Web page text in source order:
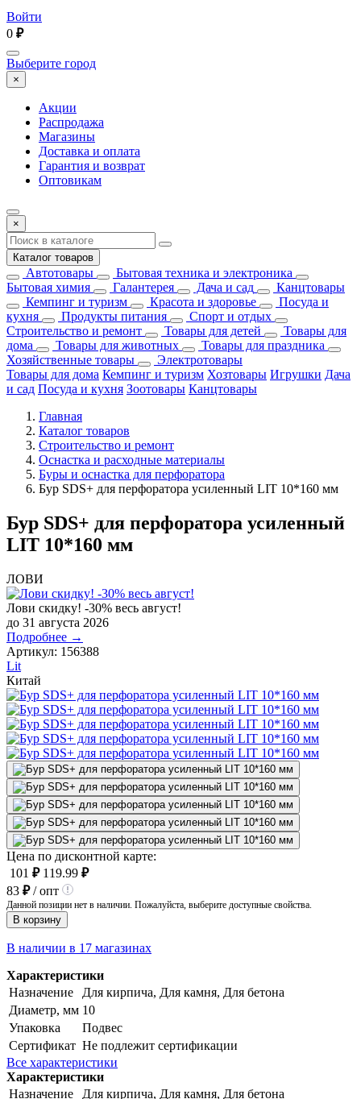
Войти
0 ₽
Выберите город
×
Акции
Распродажа
Магазины
Доставка и оплата
Гарантия и возврат
Оптовикам
×
Каталог товаров
Автотовары
Бытовая техника и электроника
Бытовая химия
Галантерея Дача и сад
Канцтовары
Кемпинг и туризм
Красота и здоровье
Посуда и
кухня
Продукты питания
Спорт и отдых
Строительство и ремонт
Товары для детей
Товары для
дома
Товары для животных
Товары для праздника
Хозяйственные товары
Электротовары
Товары для дома Кемпинг и туризм Хозтовары Игрушки Дача
и сад Посуда и кухня Зоотовары Канцтовары
Главная
Каталог товаров
Строительство и ремонт
Оснастка и расходные материалы
Буры и оснастка для перфоратора
Бур SDS+ для перфоратора усиленный LIT 10*160 мм
Бур SDS+ для перфоратора усиленный
LIT 10*160 мм
ЛОВИ
Лови скидку! -30% весь август!
до 31 августа 2026
Подробнее →
Артикул: 156388
Lit
Китай
Цена по дисконтной карте:
101 ₽ 119.99 ₽
83 ₽/ опт
Данной позиции нет в наличии. Пожалуйста, выберите доступные свойства.
В корзину
В наличии в 17 магазинах
Характеристики
Назначение
Для кирпича, Для камня, Для бетона
Диаметр, мм 10
Упаковка
Подвес
Сертификат Не подлежит сертификации
Все характеристики
Характеристики
Назначение
Для кирпича, Для камня, Для бетона